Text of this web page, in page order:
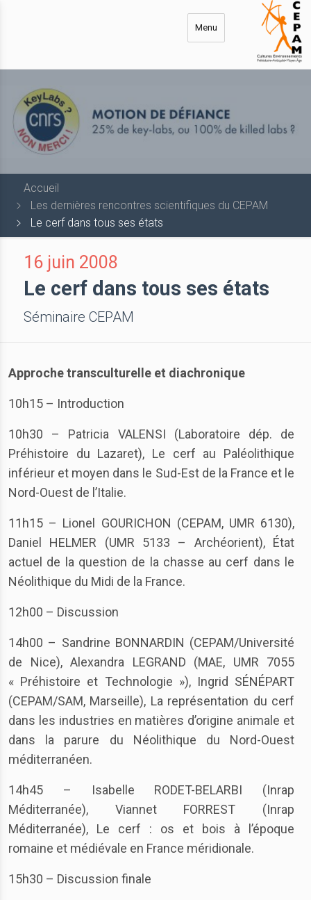
Menu
Accueil
Les dernières rencontres scientifiques du CEPAM
Le cerf dans tous ses états
16 juin 2008
Le cerf dans tous ses états
Séminaire CEPAM
Approche transculturelle et diachronique
10h15 – Introduction
10h30 – Patricia VALENSI (Laboratoire dép. de
Préhistoire du Lazaret), Le cerf au Paléolithique
inférieur et moyen dans le Sud-Est de la France et le
Nord-Ouest de l’Italie.
11h15 – Lionel GOURICHON (CEPAM, UMR 6130),
Daniel HELMER (UMR 5133 – Archéorient), État
actuel de la question de la chasse au cerf dans le
Néolithique du Midi de la France.
12h00 – Discussion
14h00 – Sandrine BONNARDIN (CEPAM/Université
de Nice), Alexandra LEGRAND (MAE, UMR 7055
« Préhistoire et Technologie »), Ingrid SÉNÉPART
(CEPAM/SAM, Marseille), La représentation du cerf
dans les industries en matières d’origine animale et
dans la parure du Néolithique du Nord-Ouest
méditerranéen.
14h45 – Isabelle RODET-BELARBI (Inrap
Méditerranée), Viannet FORREST (Inrap
Méditerranée), Le cerf : os et bois à l’époque
romaine et médiévale en France méridionale.
15h30 – Discussion finale